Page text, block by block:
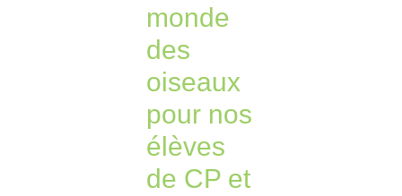
monde
des
oiseaux
pour nos
élèves
de CP et